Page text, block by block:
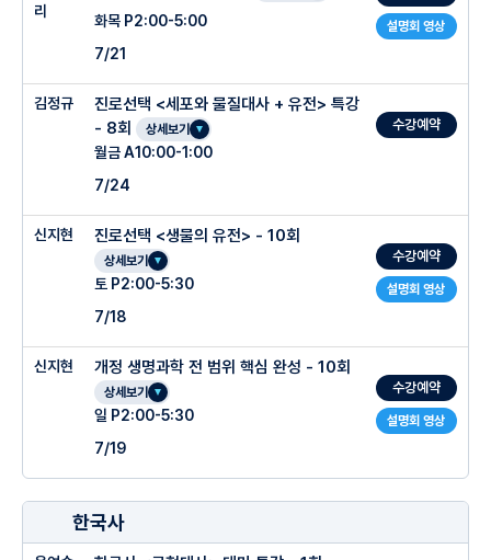
리
설명회 영상
화목 P2:00-5:00
7/21
김정규
진로선택 <세포와 물질대사 + 유전> 특강
- 8회
상세보기
월금 A10:00-1:00
7/24
수강예약
신지현
설명회 영상
진로선택 <생물의 유전> - 10회
상세보기
토 P2:00-5:30
7/18
수강예약
신지현
설명회 영상
개정 생명과학 전 범위 핵심 완성 - 10회
상세보기
일 P2:00-5:30
7/19
수강예약
한국사